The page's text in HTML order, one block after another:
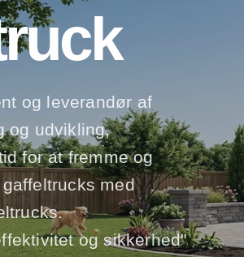
og leverandør af
og udvikling,
for at fremme og
med
og sikkerhed"